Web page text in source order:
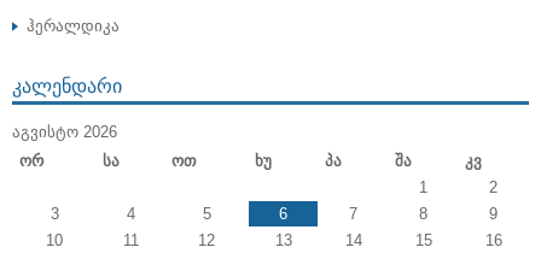
ჰერალდიკა
ᲙᲐᲚᲔᲜᲓᲐᲠᲘ
ᲐᲒᲕᲘᲡᲢᲝ 2026
Ორ
Სა Ოთ Ხუ Პა Შა
Კვ
1
2
3
4 5 6 7 8
9
10
11 12 13 14 15
16